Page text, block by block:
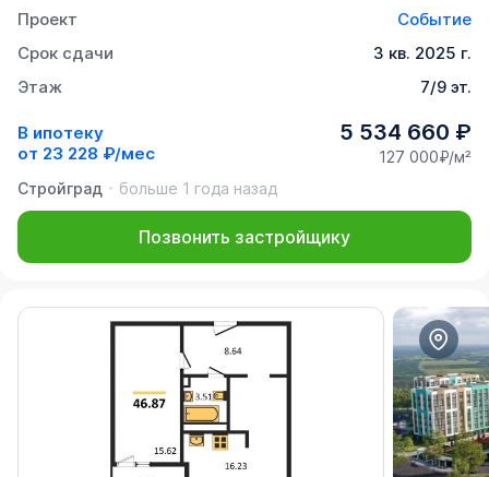
Проект
Событие
Срок сдачи
3 кв. 2025 г.
Этаж
7/9 эт.
В ипотеку
от 23 228 ₽/мес
5 534 660 ₽
127 000₽/м²
Стройград
больше 1 года назад
Позвонить застройщику